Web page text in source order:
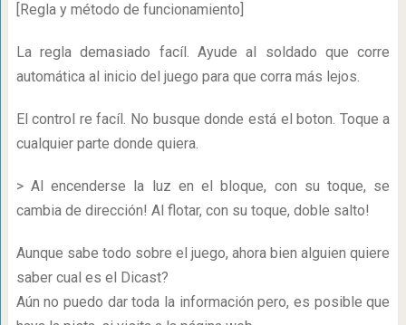
[Regla y método de funcionamiento]
La regla demasiado facíl. Ayude al soldado que corre
automática al inicio del juego para que corra más lejos.
El control re facíl. No busque donde está el boton. Toque a
cualquier parte donde quiera.
> Al encenderse la luz en el bloque, con su toque, se
cambia de dirección! Al flotar, con su toque, doble salto!
Aunque sabe todo sobre el juego, ahora bien alguien quiere
saber cual es el Dicast?
Aún no puedo dar toda la información pero, es posible que